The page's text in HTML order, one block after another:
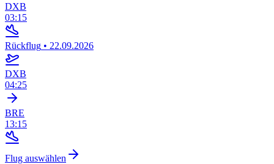
DXB
03:15
Rückflug • 22.09.2026
DXB
04:25
BRE
13:15
Flug auswählen